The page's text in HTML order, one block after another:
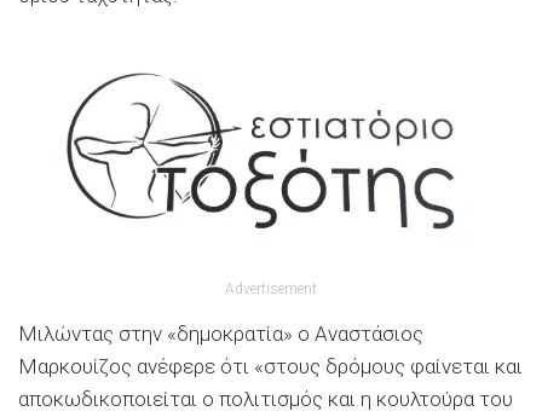
Advertisement
Μιλώντας στην «δημοκρατία» ο Αναστάσιος
Μαρκουίζος ανέφερε ότι «στους δρόμους φαίνεται και
αποκωδικοποιείται ο πολιτισμός και η κουλτούρα του